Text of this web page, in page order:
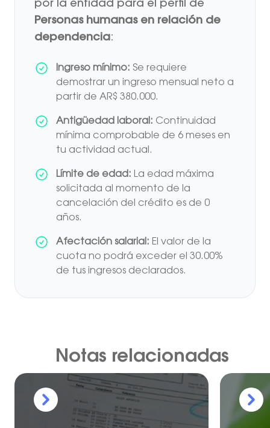
por la entidad para el perfil de
Personas humanas en relación de
dependencia:
Ingreso mínimo: Se requiere
demostrar un ingreso mensual neto a
partir de AR$ 380.000.
Antigüedad laboral: Continuidad
mínima comprobable de 6 meses en
tu actividad actual.
Límite de edad: La edad máxima
solicitada al momento de la
cancelación del crédito es de 0
años.
Afectación salarial: El valor de la
cuota no podrá exceder el 30.00%
de tus ingresos declarados.
Notas relacionadas